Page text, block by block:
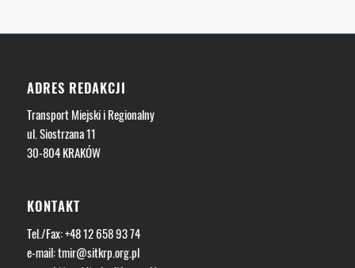
ADRES REDAKCJI
Transport Miejski i Regionalny
ul. Siostrzana 11
30-804 KRAKÓW
KONTAKT
Tel./Fax: +48 12 658 93 74
e-mail:tmir@sitkrp.org.pl